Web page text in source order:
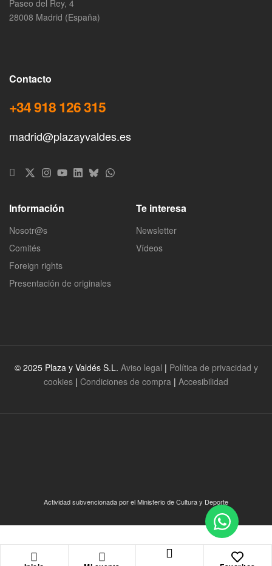
Paseo del Rey, 4
28008 Madrid (España)
Contacto
+34 918 126 315
madrid@plazayvaldes.es
Información
Nosotr@s
Comités
Foreign rights
Presentación de originales
Te interesa
Newsletter
Vídeos
© 2025 Plaza y Valdés S.L. Aviso legal | Política de privacidad y
cookies | Condiciones de compra | Accesibilidad
Actividad subvencionada por el Ministerio de Cultura y Deporte